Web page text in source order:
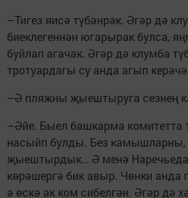
–Тигез яисә түбәнрәк. Әгәр дә
биеклегеннән югарырак булса,
буйлап агачак. Әгәр дә клумба
тротуардагы су анда агып
–Ә пляжны җыештыруга сезнең
–Әйе. Быел башкарма комитетта
насыйп булды. Без камышларны,
җыештырдык… Ә менә Наречьеда
көрәшергә бик авыр. Чөнки анда
ә өскә ак ком сибелгән. Әгәр дә